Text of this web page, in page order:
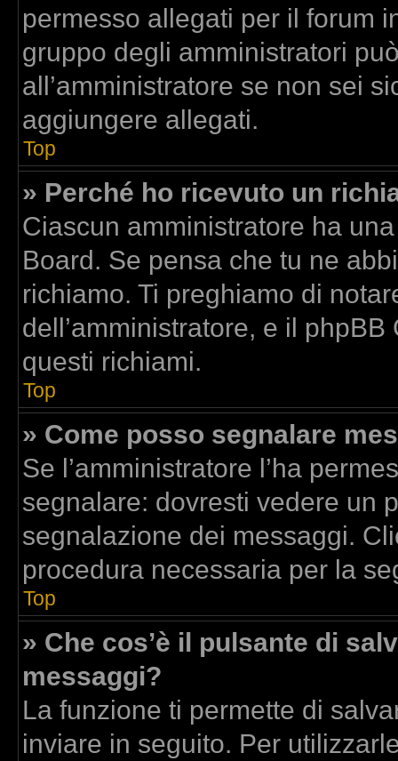
permesso allegati per il forum
gruppo degli amministratori
all’amministratore se non sei
aggiungere allegati.
Top
» Perché ho ricevuto un
Ciascun amministratore ha
Board. Se pensa che tu ne
richiamo. Ti preghiamo di
dell’amministratore, e il
questi richiami.
Top
» Come posso segnalare
Se l’amministratore l’ha
segnalare: dovresti vedere un
segnalazione dei messaggi.
procedura necessaria per la
Top
» Che cos’è il pulsante di
messaggi?
La funzione ti permette di
inviare in seguito. Per